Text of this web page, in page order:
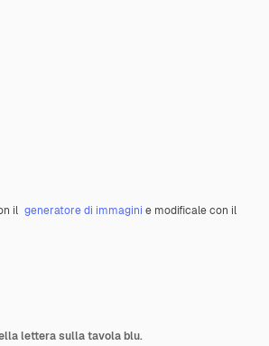
il generatore di immagini e modificale con il
lettera sulla tavola blu.